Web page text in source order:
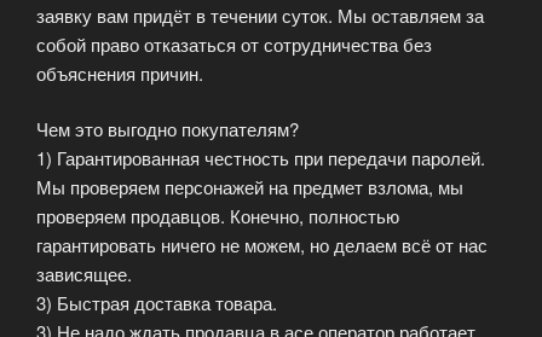
заявку вам придёт в течении суток. Мы оставляем за
собой право отказаться от сотрудничества без
объяснения причин.
Чем это выгодно покупателям?
1) Гарантированная честность при передачи паролей.
Мы проверяем персонажей на предмет взлома, мы
проверяем продавцов. Конечно, полностью
гарантировать ничего не можем, но делаем всё от нас
зависящее.
3) Быстрая доставка товара.
3) Не надо ждать продавца в асе оператор работает